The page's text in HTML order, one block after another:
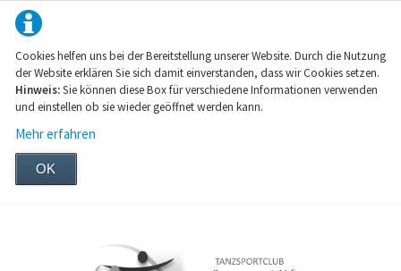
Cookies helfen uns bei der Bereitstellung unserer Website. Durch die Nutzung
der Website erklären Sie sich damit einverstanden, dass wir Cookies setzen.
Hinweis:Sie können diese Box für verschiedene Informationen verwenden
und einstellen ob sie wieder geöffnet werden kann.
Mehr erfahren
OK